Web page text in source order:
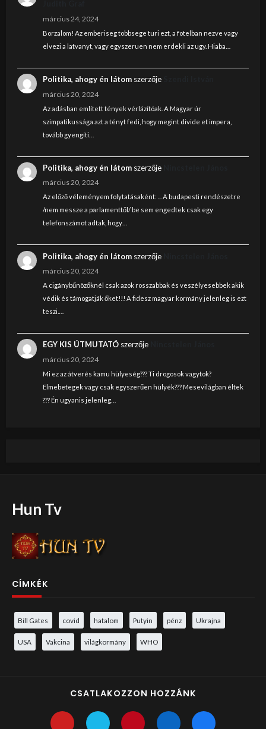
március 24, 2024
Borzalom! Az emberiseg tobbsege turi ezt, a fotelban nezve vagy
elvezi a latvanyt, vagy egyszeruen nem erdekli az ugy. Hiaba…
Politika, ahogy én látomszerzője
március 20, 2024
Az adásban említett tények vérlázítóak. A Magyar úr
szimpatikussága azt a tényt fedi, hogy megint divide et impera,
tovább gyengíti…
Politika, ahogy én látomszerzője
március 20, 2024
Az előző véleményem folytatásaként: ... A budapesti rendészetre
/nem messze a parlamenttől/ be sem engedtek csak egy
telefonszámot adtak, hogy…
Politika, ahogy én látomszerzője
március 20, 2024
A cigánybűnözőknél csak azok rosszabbak és veszélyesebbek akik
védik és támogatják őket!!! A fidesz magyar kormány jelenleg is ezt
teszi.…
EGY KIS ÚTMUTATÓszerzője
március 20, 2024
Mi ez az átverés kamu hülyeség??? Ti drogosok vagytok?
Elmebetegek vagy csak egyszerűen hülyék??? Mesevilágban éltek
??? Én ugyanis jelenleg…
Hun Tv
CÍMKÉK
Bill Gates covid hatalom Putyin pénz Ukrajna
USA Vakcina világkormány WHO
CSATLAKOZZON HOZZÁNK